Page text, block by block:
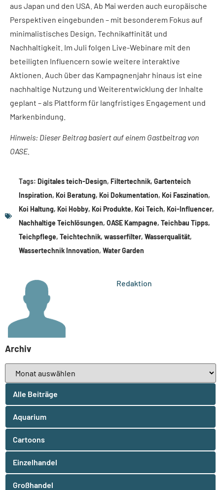
aus Japan und den USA. Ab Mai werden auch europäische
Perspektiven eingebunden – mit besonderem Fokus auf
minimalistisches Design, Technikaffinität und
Nachhaltigkeit. Im Juli folgen Live-Webinare mit den
beteiligten Influencern sowie weitere interaktive
Aktionen. Auch über das Kampagnenjahr hinaus ist eine
nachhaltige Nutzung und Weiterentwicklung der Inhalte
geplant – als Plattform für langfristiges Engagement und
Markenbindung.
Hinweis: Dieser Beitrag basiert auf einem Gastbeitrag von
OASE.
Tags: Digitales teich-Design, Filtertechnik, Gartenteich
Inspiration, Koi Beratung, Koi Dokumentation, Koi Faszination,
Koi Haltung, Koi Hobby, Koi Produkte, Koi Teich, Koi-Influencer,
Nachhaltige Teichlösungen, OASE Kampagne, Teichbau Tipps,
Teichpflege, Teichtechnik, wasserfilter, Wasserqualität,
Wassertechnik Innovation, Water Garden
Redaktion
Archiv
Alle Beiträge
Aquarium
Cartoons
Einzelhandel
Großhandel